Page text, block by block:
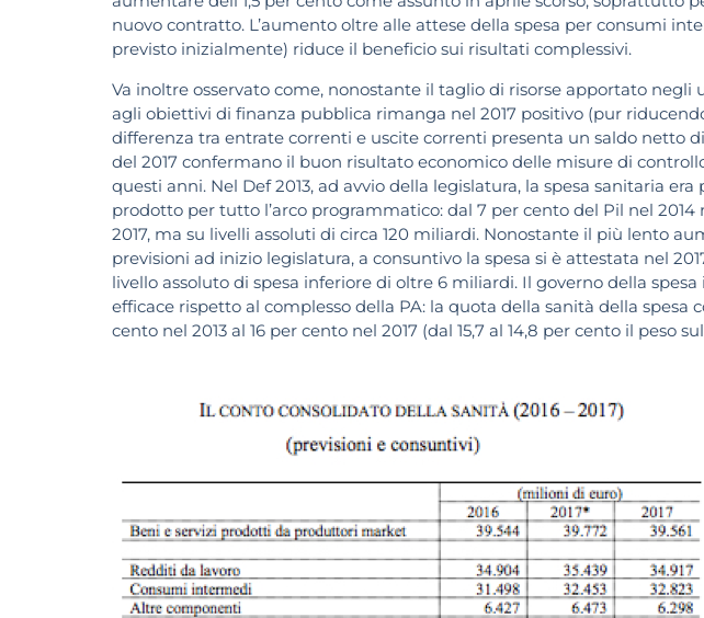
nuovo contratto. L’aumento oltre alle attese della spesa per consumi
previsto inizialmente) riduce il beneficio sui risultati complessivi.
Va inoltre osservato come, nonostante il taglio di risorse apportato
agli obiettivi di finanza pubblica rimanga nel 2017 positivo (pur
differenza tra entrate correnti e uscite correnti presenta un saldo netto
del 2017 confermano il buon risultato economico delle misure di
questi anni. Nel Def 2013, ad avvio della legislatura, la spesa sanitaria
prodotto per tutto l’arco programmatico: dal 7 per cento del Pil nel 2014
2017, ma su livelli assoluti di circa 120 miliardi. Nonostante il più lento
previsioni ad inizio legislatura, a consuntivo la spesa si è attestata nel
livello assoluto di spesa inferiore di oltre 6 miliardi. Il governo della
efficace rispetto al complesso della PA: la quota della sanità della spesa
cento nel 2013 al 16 per cento nel 2017 (dal 15,7 al 14,8 per cento il peso